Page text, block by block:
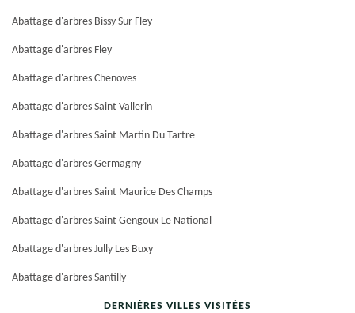
Abattage d'arbres Bissy Sur Fley
Abattage d'arbres Fley
Abattage d'arbres Chenoves
Abattage d'arbres Saint Vallerin
Abattage d'arbres Saint Martin Du Tartre
Abattage d'arbres Germagny
Abattage d'arbres Saint Maurice Des Champs
Abattage d'arbres Saint Gengoux Le National
Abattage d'arbres Jully Les Buxy
Abattage d'arbres Santilly
DERNIÈRES VILLES VISITÉES